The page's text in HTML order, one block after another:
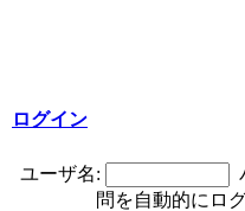
ログイン
ユーザ名:
問を自動的にロ